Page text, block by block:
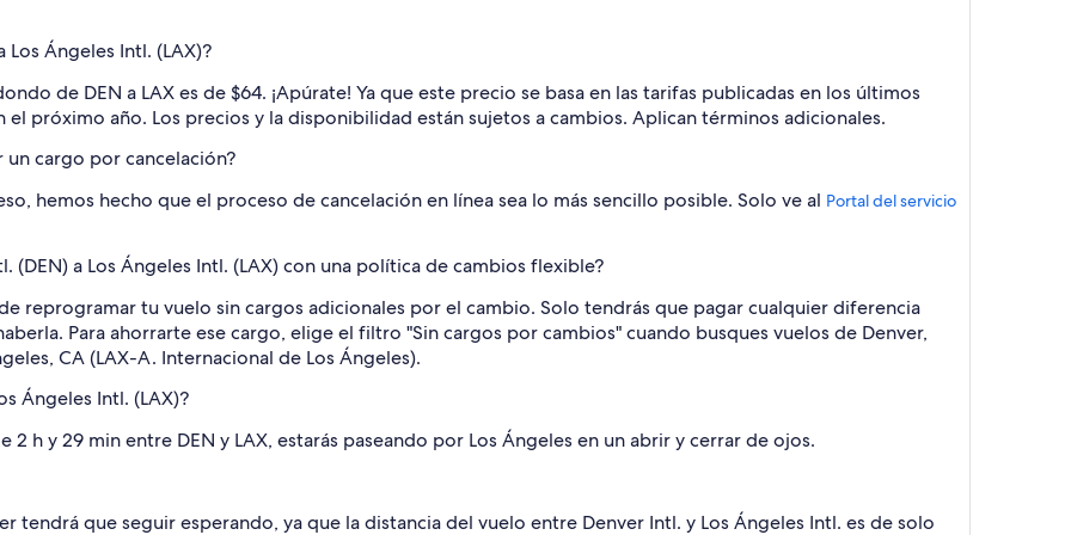
Ángeles Intl. (LAX)?
de DEN a LAX es de $64. ¡Apúrate! Ya que este precio se basa en las tarifas publicadas en los últimos
el próximo año. Los precios y la disponibilidad están sujetos a cambios. Aplican términos adicionales.
un cargo por cancelación?
hemos hecho que el proceso de cancelación en línea sea lo más sencillo posible. Solo ve al Portal del servicio
a Los Ángeles Intl. (LAX) con una política de cambios flexible?
reprogramar tu vuelo sin cargos adicionales por el cambio. Solo tendrás que pagar cualquier diferencia
Para ahorrarte ese cargo, elige el filtro "Sin cargos por cambios" cuando busques vuelos de Denver,
CA (LAX-A. Internacional de Los Ángeles).
Ángeles Intl. (LAX)?
h y 29 min entre DEN y LAX, estarás paseando por Los Ángeles en un abrir y cerrar de ojos.
tendrá que seguir esperando, ya que la distancia del vuelo entre Denver Intl. y Los Ángeles Intl. es de solo